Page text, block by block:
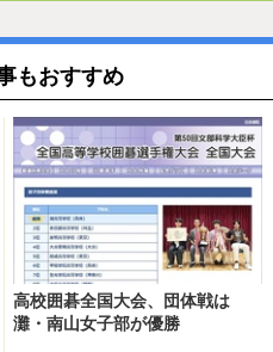
もおすすめ
高校囲碁全国大会、団体戦は
灘・南山女子部が優勝